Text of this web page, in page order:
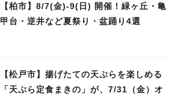
【柏市】8/7(金)‐9(日) 開催！緑ヶ丘・亀
甲台・逆井など夏祭り・盆踊り4選
【松戸市】揚げたての天ぷらを楽しめる
「天ぷら定食まきの」が、7/31（金）オ